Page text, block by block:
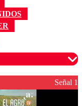
garantizar un
Señal 1